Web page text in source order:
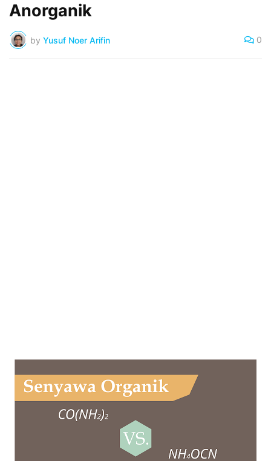
Anorganik
by Yusuf Noer Arifin 0